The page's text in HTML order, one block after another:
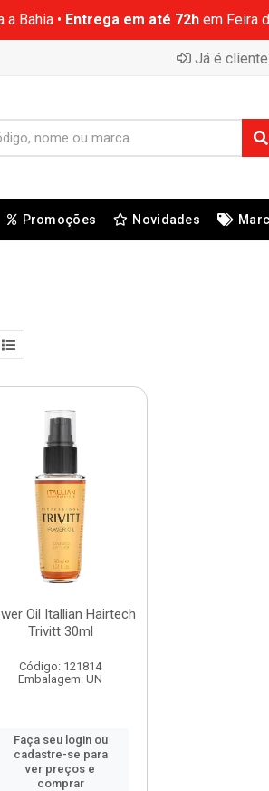
a Bahia • Entrega em até 72hem Feira
Já é
Promoções Novidades
Oil Itallian Hairtech
Trivitt 30ml
Código: 121814
Embalagem: UN
Faça seu login ou
cadastre-se para
ver preços e
comprar